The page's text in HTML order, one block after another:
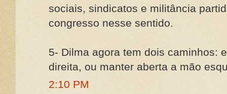
sociais, sindicatos e militância
congresso nesse sentido.
5- Dilma agora tem dois caminhos:
direita, ou manter aberta a mão
2:10 PM